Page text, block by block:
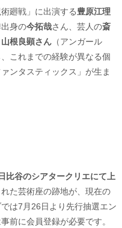
廻戦」に出演する豊原江理
身の今拓哉さん、芸人の斎
山根良顕さん（アンガール
、これまでの経験が異なる個
ンタスティックス」が生ま
比谷のシアタークリエにて上
た芸術座の跡地が、現在の
は7月26日より先行抽選エン
前に会員登録が必要です。